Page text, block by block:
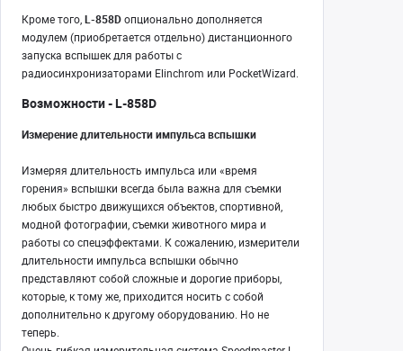
Кроме того, L-858Dопционально дополняется
модулем (приобретается отдельно) дистанционного
запуска вспышек для работы с
радиосинхронизаторами Elinchrom или PocketWizard.
Возможности - L-858D
Измерение длительности импульса вспышки
Измеряя длительность импульса или «время
горения» вспышки всегда была важна для съемки
любых быстро движущихся объектов, спортивной,
модной фотографии, съемки животного мира и
работы со спецэффектами. К сожалению, измерители
длительности импульса вспышки обычно
представляют собой сложные и дорогие приборы,
которые, к тому же, приходится носить с собой
дополнительно к другому оборудованию. Но не
теперь.